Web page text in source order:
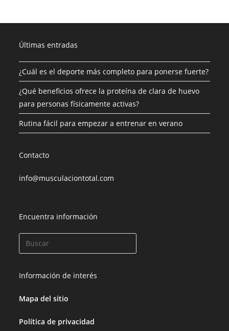
Últimas entradas
¿Cuál es el deporte más completo para ponerse fuerte?
¿Qué beneficios ofrece la proteína de clara de huevo
para personas físicamente activas?
Rutina fácil para empezar a entrenar en verano
Contacto
info@musculaciontotal.com
Encuentra información
Información de interés
Mapa del sitio
Política de privacidad